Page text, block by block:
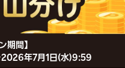
期間】
年7月1日(水)9:59